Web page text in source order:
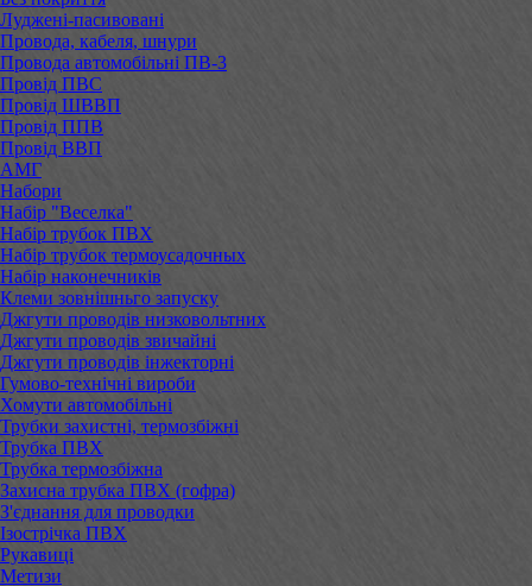
Луджені-пасивовані
Провода, кабеля, шнури
Провода автомобільні ПВ-3
Провід ПВС
Провід ШВВП
Провід ППВ
Провід ВВП
АМГ
Набори
Набір "Веселка"
Набір трубок ПВХ
Набір трубок термоусадочных
Набір наконечників
Клеми зовнішньго запуску
Джгути проводів низковольтних
Джгути проводів звичайні
Джгути проводів інжекторні
Гумово-технічні вироби
Хомути автомобільні
Трубки захистні, термозбіжні
Трубка ПВХ
Трубка термозбіжна
Захисна трубка ПВХ (гофра)
З'єднання для проводки
Ізострічка ПВХ
Рукавиці
Метизи